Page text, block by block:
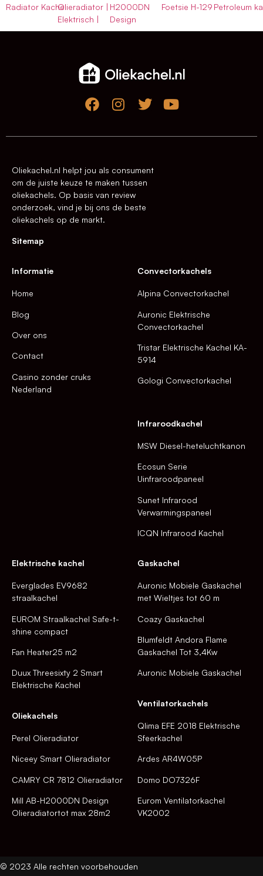
Radiator KachelOlieradiator |
Elektrisch |
H2000DN
Design
Foetsie H-129 Petroleum
Oliekachel.nl helpt jou als consument
om de juiste keuze te maken tussen
oliekachels. Op basis van review
onderzoek, vind je bij ons de beste
oliekachels op de markt.
Sitemap
Informatie
Home
Blog
Over ons
Contact
Casino zonder cruks
Nederland
Convectorkachels
Alpina Convectorkachel
Auronic Elektrische
Convectorkachel
Tristar Elektrische Kachel KA-
5914
Gologi Convectorkachel
Infraroodkachel
MSW Diesel-heteluchtkanon
Ecosun Serie
Uinfraroodpaneel
Sunet Infrarood
Verwarmingspaneel
ICQN Infrarood Kachel
Elektrische kachel
Everglades EV9682
straalkachel
EUROM Straalkachel Safe-t-
shine compact
Fan Heater25 m2
Duux Threesixty 2 Smart
Elektrische Kachel
Oliekachels
Perel Olieradiator
Niceey Smart Olieradiator
CAMRY CR 7812 Olieradiator
Mill AB-H2000DN Design
Olieradiatortot max 28m2
Gaskachel
Auronic Mobiele Gaskachel
met Wieltjes tot 60 m
Coazy Gaskachel
Blumfeldt Andora Flame
Gaskachel Tot 3,4Kw
Auronic Mobiele Gaskachel
Ventilatorkachels
Qlima EFE 2018 Elektrische
Sfeerkachel
Ardes AR4W05P
Domo DO7326F
Eurom Ventilatorkachel
VK2002
© 2023 Alle rechten voorbehouden